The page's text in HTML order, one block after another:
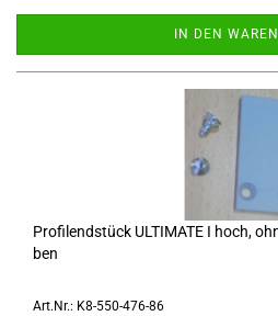
IN DEN
Pro­fi­lend­stück UL­TI­MA­TE I hoch,
ben
Art.Nr.: K8-550-476-86